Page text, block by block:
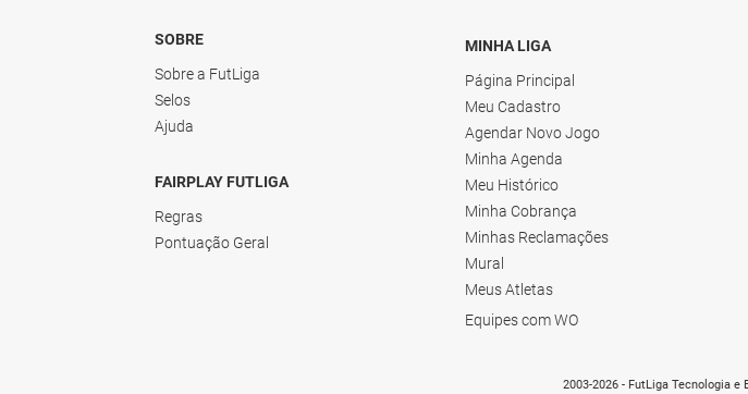
SOBRE
Sobre a FutLiga
Selos
Ajuda
FAIRPLAY FUTLIGA
Regras
Pontuação Geral
MINHA LIGA
Página Principal
Meu Cadastro
Agendar Novo Jogo
Minha Agenda
Meu Histórico
Minha Cobrança
Minhas Reclamações
Mural
Meus Atletas
Equipes com WO
2003-2026 - FutLiga Tecnologia e